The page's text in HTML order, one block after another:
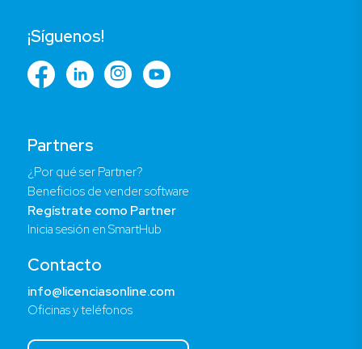
Partners
¿Por qué ser Partner?
Beneficios de vender software
Regístrate como Partner
Inicia sesión en SmartHub
Contacto
info@licenciasonline.com
Oficinas y teléfonos
¡Síguenos!